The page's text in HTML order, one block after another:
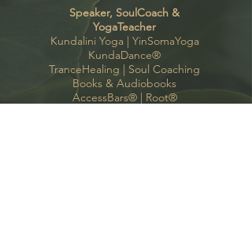
Speaker, SoulCoach &
YogaTeacher
Kundalini Yoga | YinSomaYoga
KundaDance®
TranceHealing | Soul Coaching
Books & Audiobooks
AccessBars® | Root®